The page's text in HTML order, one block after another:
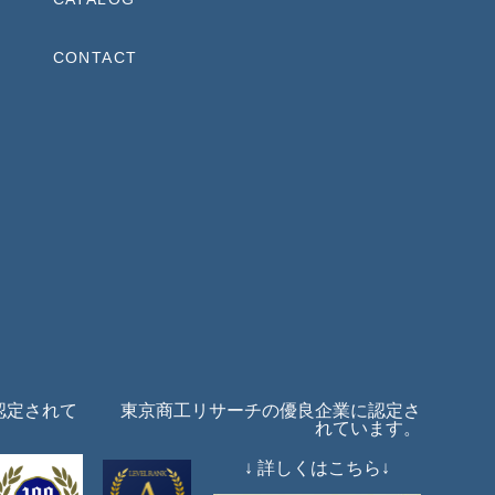
CONTACT
定されて
東京商工リサーチの優良企業に認定さ
れています。
↓ 詳しくはこちら↓